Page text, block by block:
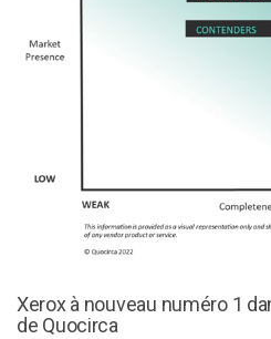
Xerox à nouveau numéro 1
de Quocirca